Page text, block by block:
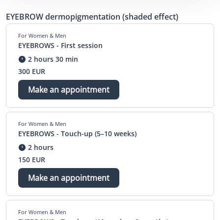
EYEBROW dermopigmentation (shaded effect)
For Women & Men
EYEBROWS - First session
2 hours 30 min
300 EUR
Make an appointment
For Women & Men
EYEBROWS - Touch-up (5–10 weeks)
2 hours
150 EUR
Make an appointment
For Women & Men